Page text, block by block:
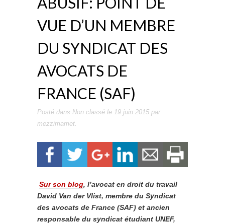
VUE D’UN MEMBRE
DU SYNDICAT DES
AVOCATS DE
FRANCE (SAF)
Posté dans Non classé le 19 juin 2015 par
mezzimamet.
Sur son blog, l’avocat en droit du travail
David Van der Vlist, membre du Syndicat
des avocats de France (SAF) et ancien
responsable du syndicat étudiant UNEF,